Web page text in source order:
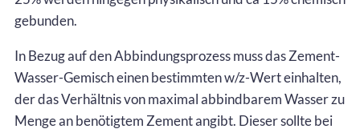
gebunden.
In Bezug auf den Abbindungsprozess muss das Zement-
Wasser-Gemisch einen bestimmten w/z-Wert einhalten,
der das Verhältnis von maximal abbindbarem Wasser zu
Menge an benötigtem Zement angibt. Dieser sollte bei